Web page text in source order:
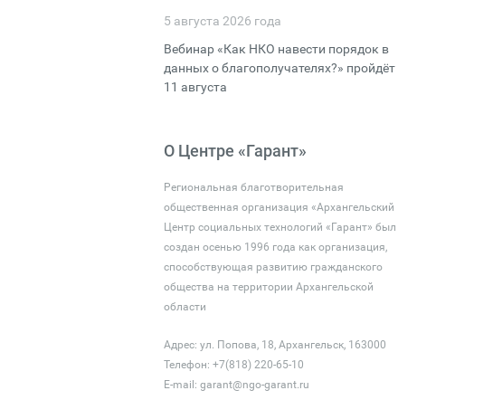
5 августа 2026 года
Вебинар «Как НКО навести порядок в
данных о благополучателях?» пройдёт
11 августа
О Центре «Гарант»
Региональная благотворительная
общественная организация «Архангельский
Центр социальных технологий «Гарант» был
создан осенью 1996 года как организация,
способствующая развитию гражданского
общества на территории Архангельской
области
Адрес: ул. Попова, 18, Архангельск, 163000
Телефон: +7(818) 220-65-10
E-mail: garant@ngo-garant.ru